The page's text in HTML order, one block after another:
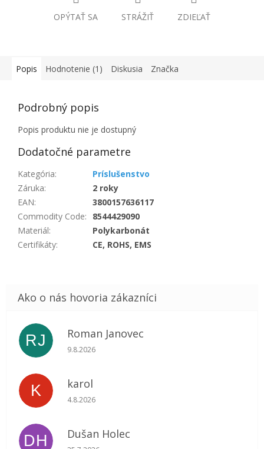
OPÝTAŤ SA STRÁŽIŤ ZDIEĽAŤ
Popis Hodnotenie (1) Diskusia Značka
Podrobný popis
Popis produktu nie je dostupný
Dodatočné parametre
Kategória:
Príslušenstvo
Záruka:
2 roky
EAN:
3800157636117
Commodity Code:
8544429090
Materiál:
Polykarbonát
Certifikáty: CE, ROHS, EMS
RJ Roman Janovec
Hodnotenie obchodu je 5 z 5 hviezdičiek.
9.8.2026
K karol
Hodnotenie obchodu je 5 z 5 hviezdičiek.
4.8.2026
DH Dušan Holec